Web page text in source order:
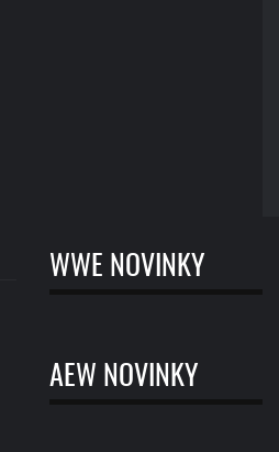
WWE NOVINKY
AEW NOVINKY